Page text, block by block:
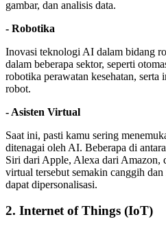
gambar, dan analisis data.
- Robotika
Inovasi teknologi AI dalam bidang
dalam beberapa sektor, seperti
robotika perawatan kesehatan, serta
robot.
- Asisten Virtual
Saat ini, pasti kamu sering
ditenagai oleh AI. Beberapa di
Siri dari Apple, Alexa dari Amazon,
virtual tersebut semakin canggih
dapat dipersonalisasi.
2. Internet of Things (IoT)